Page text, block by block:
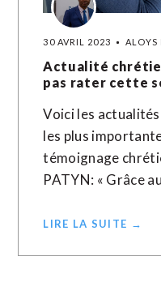
30 AVRIL 2023 ALOYS
Actualité
pas rater cette
Voici les
les plus
témoignage
PATYN: « Grâce
LIRE LA SUITE →